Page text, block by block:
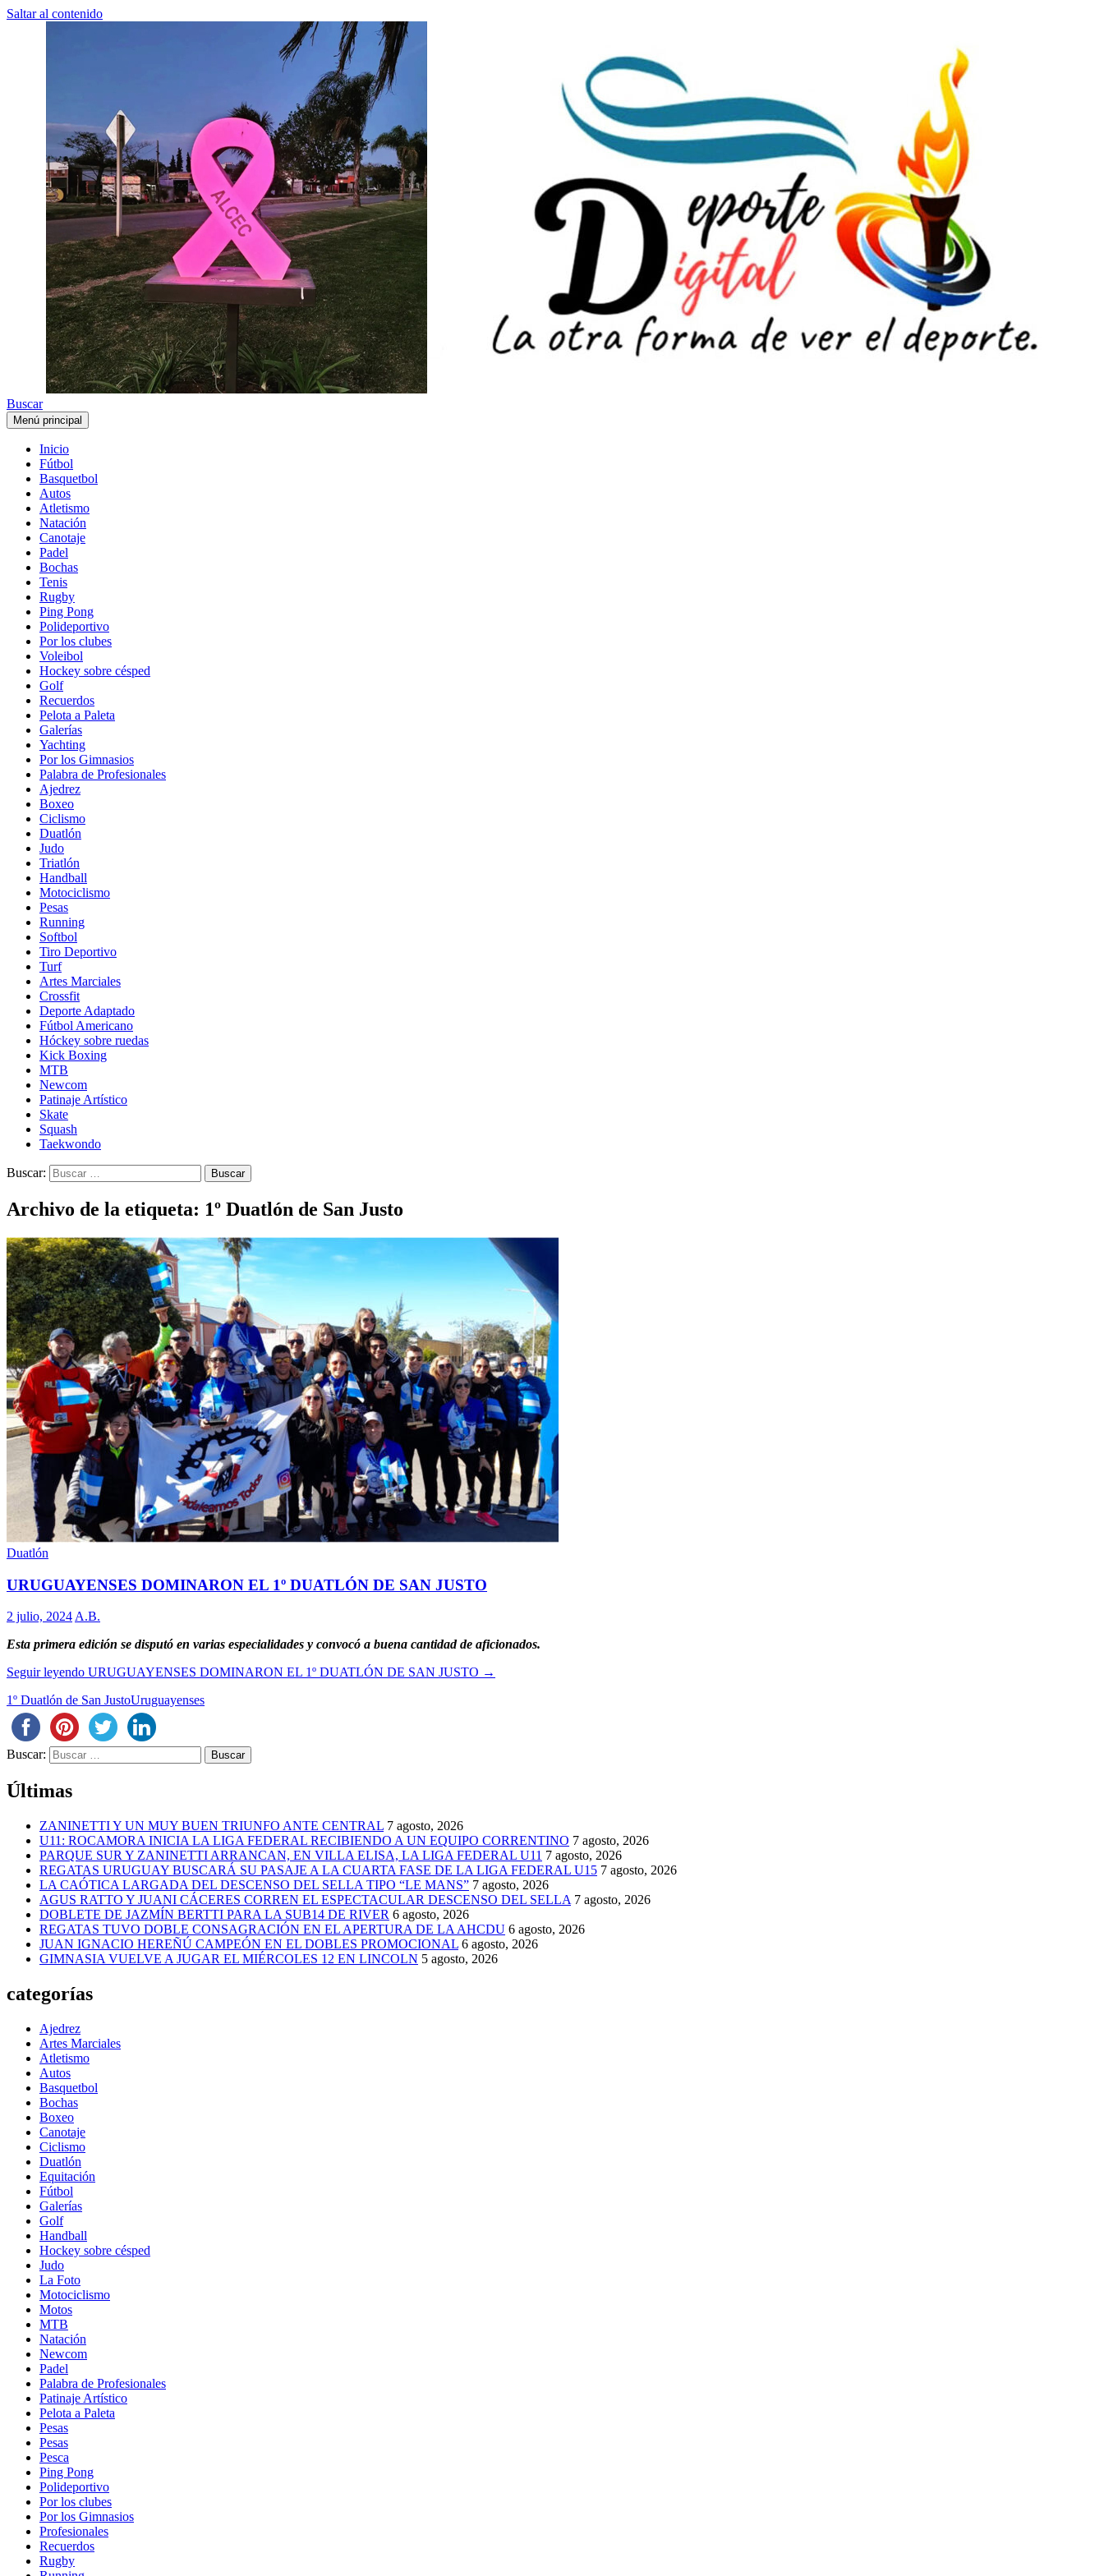
Saltar al contenido
Buscar
Menú principal
Inicio
Fútbol
Basquetbol
Autos
Atletismo
Natación
Canotaje
Padel
Bochas
Tenis
Rugby
Ping Pong
Polideportivo
Por los clubes
Voleibol
Hockey sobre césped
Golf
Recuerdos
Pelota a Paleta
Galerías
Yachting
Por los Gimnasios
Palabra de Profesionales
Ajedrez
Boxeo
Ciclismo
Duatlón
Judo
Triatlón
Handball
Motociclismo
Pesas
Running
Softbol
Tiro Deportivo
Turf
Artes Marciales
Crossfit
Deporte Adaptado
Fútbol Americano
Hóckey sobre ruedas
Kick Boxing
MTB
Newcom
Patinaje Artístico
Skate
Squash
Taekwondo
Buscar:
Archivo de la etiqueta: 1º Duatlón de San Justo
Duatlón
URUGUAYENSES DOMINARON EL 1º DUATLÓN DE SAN JUSTO
2 julio, 2024 A.B.
Esta primera edición se disputó en varias especialidades y convocó a buena cantidad de aficionados.
Seguir leyendo URUGUAYENSES DOMINARON EL 1º DUATLÓN DE SAN JUSTO →
1º Duatlón de San JustoUruguayenses
Buscar:
Últimas
ZANINETTI Y UN MUY BUEN TRIUNFO ANTE CENTRAL 7 agosto, 2026
U11: ROCAMORA INICIA LA LIGA FEDERAL RECIBIENDO A UN EQUIPO CORRENTINO 7 agosto, 2026
PARQUE SUR Y ZANINETTI ARRANCAN, EN VILLA ELISA, LA LIGA FEDERAL U11 7 agosto, 2026
REGATAS URUGUAY BUSCARÁ SU PASAJE A LA CUARTA FASE DE LA LIGA FEDERAL U15 7 agosto, 2026
LA CAÓTICA LARGADA DEL DESCENSO DEL SELLA TIPO “LE MANS” 7 agosto, 2026
AGUS RATTO Y JUANI CÁCERES CORREN EL ESPECTACULAR DESCENSO DEL SELLA 7 agosto, 2026
DOBLETE DE JAZMÍN BERTTI PARA LA SUB14 DE RIVER 6 agosto, 2026
REGATAS TUVO DOBLE CONSAGRACIÓN EN EL APERTURA DE LA AHCDU 6 agosto, 2026
JUAN IGNACIO HEREÑÚ CAMPEÓN EN EL DOBLES PROMOCIONAL 6 agosto, 2026
GIMNASIA VUELVE A JUGAR EL MIÉRCOLES 12 EN LINCOLN 5 agosto, 2026
categorías
Ajedrez
Artes Marciales
Atletismo
Autos
Basquetbol
Bochas
Boxeo
Canotaje
Ciclismo
Duatlón
Equitación
Fútbol
Galerías
Golf
Handball
Hockey sobre césped
Judo
La Foto
Motociclismo
Motos
MTB
Natación
Newcom
Padel
Palabra de Profesionales
Patinaje Artístico
Pelota a Paleta
Pesas
Pesas
Pesca
Ping Pong
Polideportivo
Por los clubes
Por los Gimnasios
Profesionales
Recuerdos
Rugby